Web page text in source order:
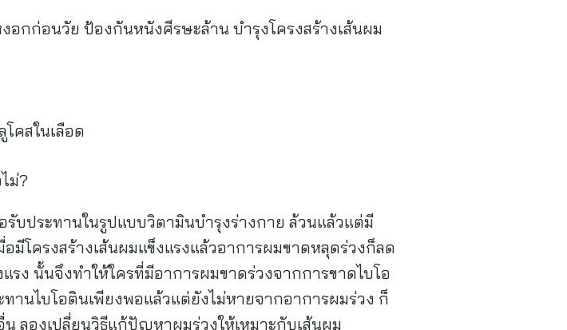
อกก่อนวัย ป้องกันหนังศีรษะล้าน บำรุงโครงสร้างเส้นผม
คสในเลือด
ม่?
รับประทานในรูปแบบวิตามินบำรุงร่างกาย ล้วนแล้วแต่มี
อมีโครงสร้างเส้นผมแข็งแรงแล้วอาการผมขาดหลุดร่วงก็ลด
ง นั้นจึงทำให้ใครที่มีอาการผมขาดร่วงจากการขาดไบโอ
านไบโอตินเพียงพอแล้วแต่ยังไม่หายจากอาการผมร่วง ก็
ลองเปลี่ยนวิธีแก้ปัญหาผมร่วงให้เหมาะกับเส้นผม